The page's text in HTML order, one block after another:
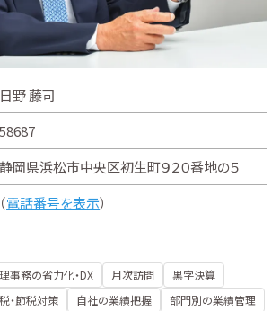
日野 藤司
58687
静岡県浜松市中央区初生町９２０番地の５
（電話番号を表示）
事務の省力化・DX 月次訪問
黒字決算
・節税対策 自社の業績把握
部門別の業績管理